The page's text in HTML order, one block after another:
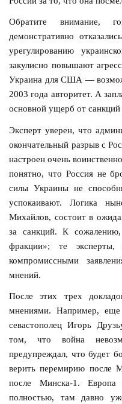
Обратите внимание,
демонстративно
урегулированию
закулисно повышают
Украина для США —
2003 года авторитет. А
основной ущерб от санкций
Эксперт уверен, что
окончательный разрыв с
настроен очень
понятно, что Россия не
силы Украины не
успокаивают. Логика
Михайлов, состоит в
за санкций. К
фракции»; те
компромиссными
мнений.
После этих трех
мнениями. Например,
севастополец Игорь
том, что война
предупреждал, что будет
верить перемирию после
после Минска-1. Европа
полностью, там давно